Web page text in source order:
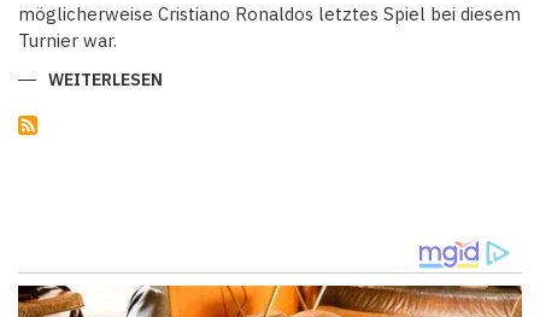
möglicherweise Cristiano Ronaldos letztes Spiel bei diesem
Turnier war.
WEITERLESEN